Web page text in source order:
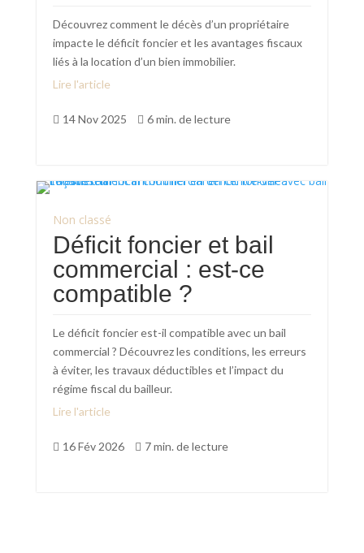
Découvrez comment le décès d’un propriétaire
impacte le déficit foncier et les avantages fiscaux
liés à la location d’un bien immobilier.
Lire l'article
 14 Nov 2025  6 min. de lecture
Non classé
Déficit foncier et bail
commercial : est-ce
compatible ?
Le déficit foncier est-il compatible avec un bail
commercial ? Découvrez les conditions, les erreurs
à éviter, les travaux déductibles et l’impact du
régime fiscal du bailleur.
Lire l'article
 16 Fév 2026  7 min. de lecture